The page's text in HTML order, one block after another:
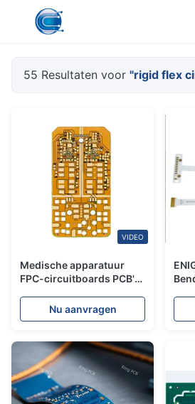
55 Resultaten voor "rigid flex
VIDEO
Medische apparatuur
FPC-circuitboards PCB's
PCBA-diensten
Nu aanvragen